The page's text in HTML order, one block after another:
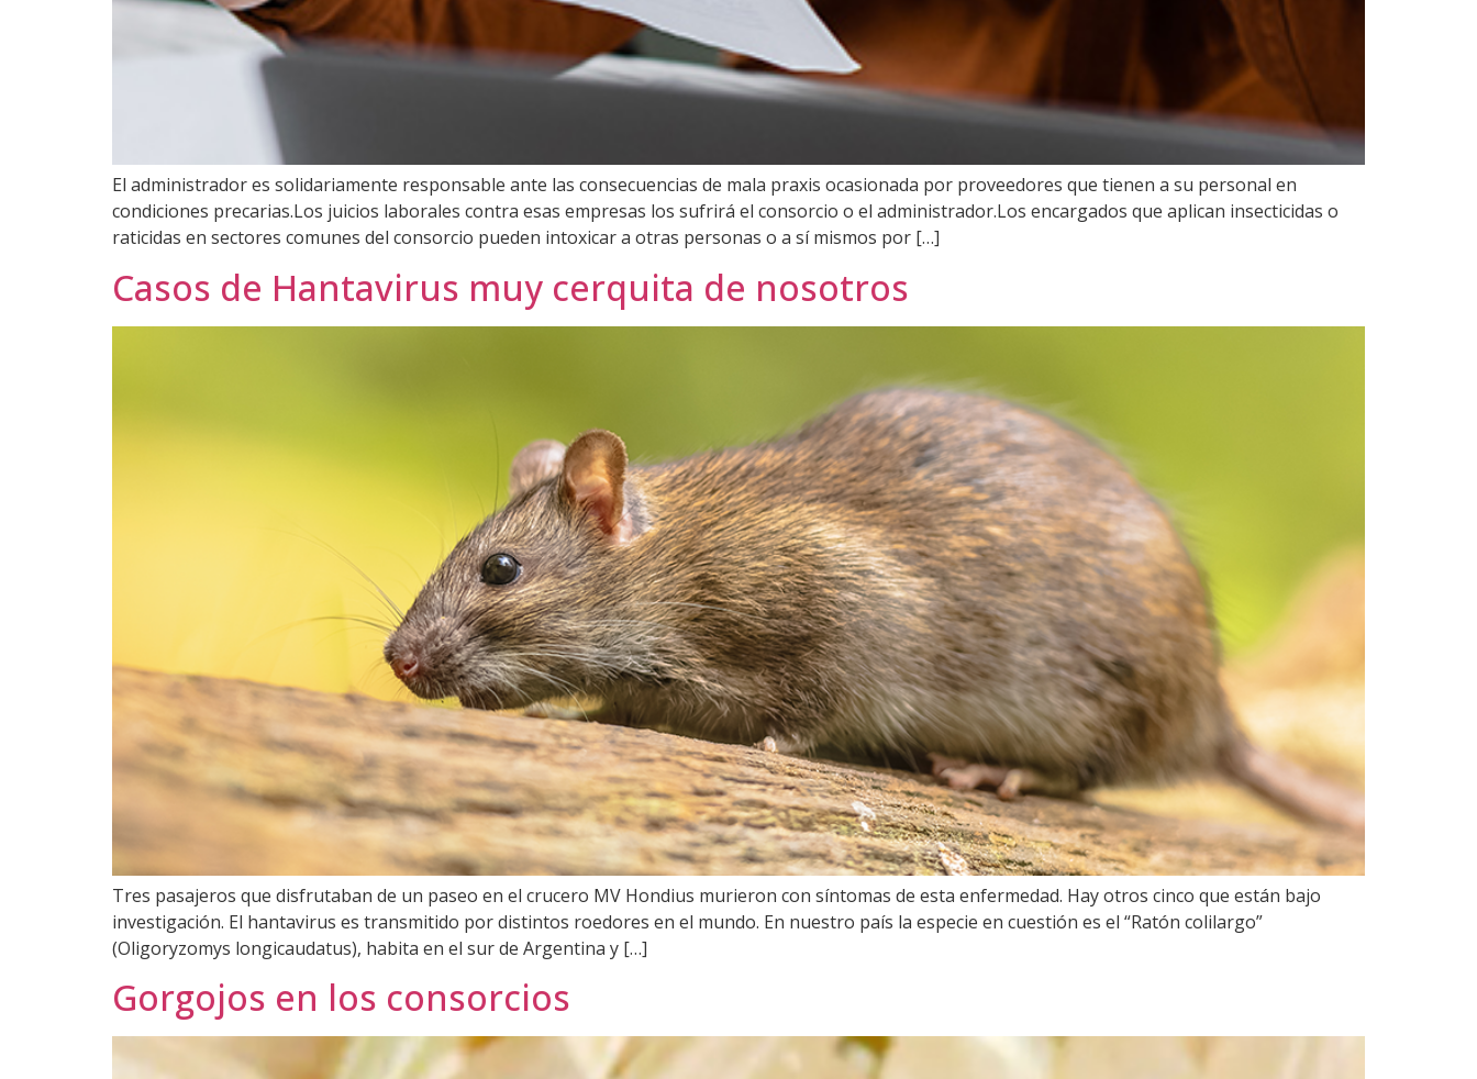
El administrador es solidariamente responsable ante las consecuencias de mala praxis ocasionada por proveedores que tienen a su personal en
condiciones precarias.Los juicios laborales contra esas empresas los sufrirá el consorcio o el administrador.Los encargados que aplican insecticidas o
raticidas en sectores comunes del consorcio pueden intoxicar a otras personas o a sí mismos por […]
Casos de Hantavirus muy cerquita de nosotros
Tres pasajeros que disfrutaban de un paseo en el crucero MV Hondius murieron con síntomas de esta enfermedad. Hay otros cinco que están bajo
investigación. El hantavirus es transmitido por distintos roedores en el mundo. En nuestro país la especie en cuestión es el “Ratón colilargo”
(Oligoryzomys longicaudatus), habita en el sur de Argentina y […]
Gorgojos en los consorcios